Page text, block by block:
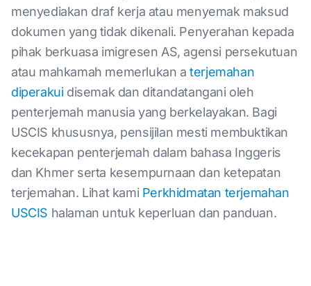
menyediakan draf kerja atau menyemak maksud
dokumen yang tidak dikenali. Penyerahan kepada
pihak berkuasa imigresen AS, agensi persekutuan
atau mahkamah memerlukan aterjemahan
diperakuidisemak dan ditandatangani oleh
penterjemah manusia yang berkelayakan. Bagi
USCIS khususnya, pensijilan mesti membuktikan
kecekapan penterjemah dalam bahasa Inggeris
dan Khmer serta kesempurnaan dan ketepatan
terjemahan. Lihat kami Perkhidmatan terjemahan
USCIS halaman untuk keperluan dan panduan.